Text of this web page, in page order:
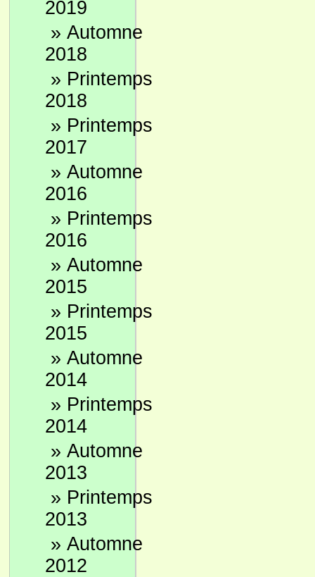
2019
» Automne
2018
» Printemps
2018
» Printemps
2017
» Automne
2016
» Printemps
2016
» Automne
2015
» Printemps
2015
» Automne
2014
» Printemps
2014
» Automne
2013
» Printemps
2013
» Automne
2012